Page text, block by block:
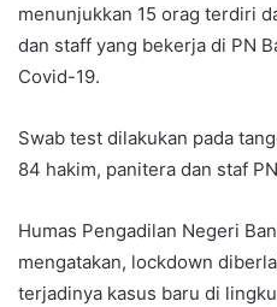
menunjukkan 15 orag terdiri
dan staff yang bekerja di PN
Covid-19.
Swab test dilakukan pada
84 hakim, panitera dan staf
Humas Pengadilan Negeri
mengatakan, lockdown
terjadinya kasus baru di